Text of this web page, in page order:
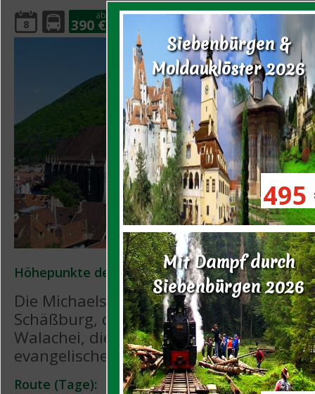
Siebenbürgen &
Moldauklöster 2026
495
Mit Dampf durch
Siebenbürgen 2026
8
ab
390 €
Höhepunkte der Reise:
Die Michaelskirche in Klausenburg, die
Schäßburg, die Schwarze Kirche in
Walachei, die katholische Kirche in
evangelische Kirche in Hermannstadt
Route (Tage):